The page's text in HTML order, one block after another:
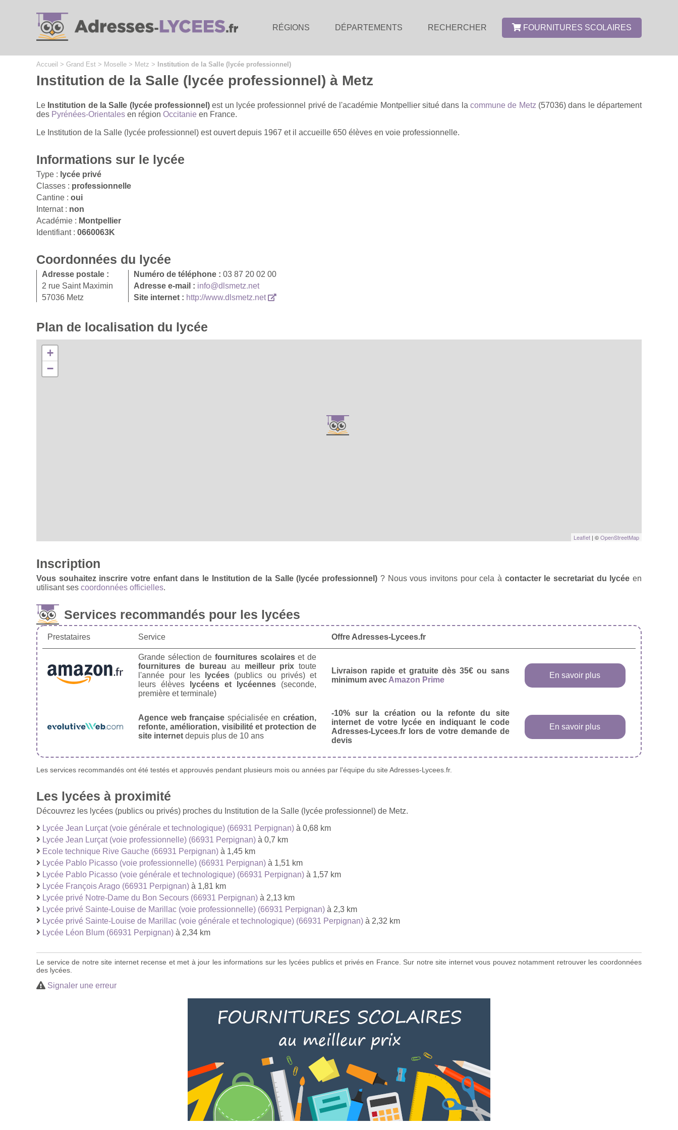
RÉGIONS DÉPARTEMENTS RECHERCHER FOURNITURES SCOLAIRES
Accueil > Grand Est > Moselle > Metz > Institution de la Salle (lycée professionnel)
Institution de la Salle (lycée professionnel) à Metz
Le Institution de la Salle (lycée professionnel) est un lycée professionnel privé de l'académie Montpellier situé dans lacommune de Metz (57036) dans le département
des Pyrénées-Orientales en région Occitanie en France.
Le Institution de la Salle (lycée professionnel) est ouvert depuis 1967 et il accueille 650 élèves en voie professionnelle.
Informations sur le lycée
Type : lycée privé
Classes : professionnelle
Cantine : oui
Internat : non
Académie : Montpellier
Identifiant : 0660063K
Coordonnées du lycée
Adresse postale :
2 rue Saint Maximin
57036 Metz
Numéro de téléphone : 03 87 20 02 00
Adresse e-mail : info@dlsmetz.net
Site internet : http://www.dlsmetz.net
Plan de localisation du lycée
+
−
Leaflet | ©OpenStreetMap
Inscription
Vous souhaitez inscrire votre enfant dans le Institution de la Salle (lycée professionnel) ? Nous vous invitons pour cela à contacter le secretariat du lycée en
utilisant ses coordonnées officielles.
Services recommandés pour les lycées
Prestataires Service Offre Adresses-Lycees.fr
Grande sélection de fournitures scolaireset de
fournitures de bureau au meilleur prixtoute
l'année pour les
lycées (publics ou privés) et
leurs élèves
lycéens et lycéennes(seconde,
première et terminale)
Livraison rapide et gratuite dès 35€ ou sans
minimum avec Amazon Prime
En savoir plus
Agence web française spécialisée en création,
refonte, amélioration, visibilité et protection de
site internet depuis plus de 10 ans
-10% sur la création ou la refonte du site
internet de votre lycée en indiquant le code
Adresses-Lycees.fr lors de votre demande de
devis
En savoir plus
Les services recommandés ont été testés et approuvés pendant plusieurs mois ou années par l'équipe du site Adresses-Lycees.fr.
Les lycées à proximité
Découvrez les lycées (publics ou privés) proches du Institution de la Salle (lycée professionnel) de Metz.
Lycée Jean Lurçat (voie générale et technologique) (66931 Perpignan) à 0,68 km
Lycée Jean Lurçat (voie professionnelle) (66931 Perpignan) à 0,7 km
Ecole technique Rive Gauche (66931 Perpignan) à 1,45 km
Lycée Pablo Picasso (voie professionnelle) (66931 Perpignan) à 1,51 km
Lycée Pablo Picasso (voie générale et technologique) (66931 Perpignan) à 1,57 km
Lycée François Arago (66931 Perpignan) à 1,81 km
Lycée privé Notre-Dame du Bon Secours (66931 Perpignan) à 2,13 km
Lycée privé Sainte-Louise de Marillac (voie professionnelle) (66931 Perpignan) à 2,3 km
Lycée privé Sainte-Louise de Marillac (voie générale et technologique) (66931 Perpignan) à 2,32 km
Lycée Léon Blum (66931 Perpignan) à 2,34 km
Le service de notre site internet recense et met à jour les informations sur les lycées publics et privés en France. Sur notre site internet vous pouvez notamment retrouver les coordonnées
des lycées.
Signaler une erreur